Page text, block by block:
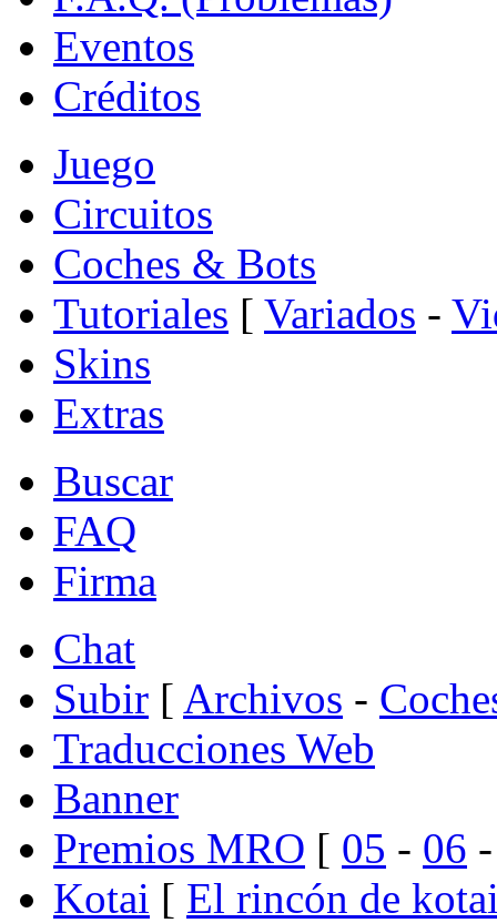
Eventos
Créditos
Juego
Circuitos
Coches & Bots
Tutoriales [ Variados -
Skins
Extras
Buscar
FAQ
Firma
Chat
Subir [ Archivos -
Traducciones Web
Banner
Premios MRO [ 05 - 06
Kotai [ El rincón de